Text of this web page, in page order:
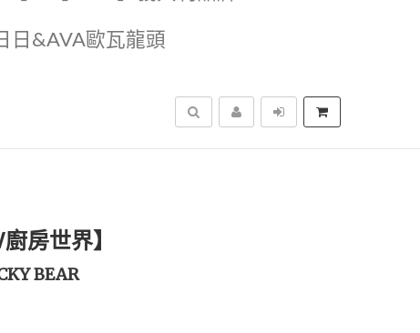
日&AVA歐瓦龍頭
搜尋
房世界】
BEAR